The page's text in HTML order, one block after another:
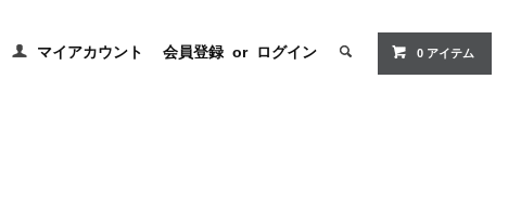
マイアカウント 会員登録 or ログイン 0 アイテム